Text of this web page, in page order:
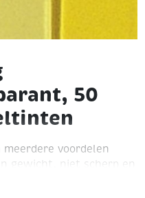
50
voordelen
gewicht, niet scherp en
Hierdoor is het